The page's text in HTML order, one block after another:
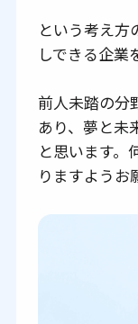
という考え方
しできる企業
前人未踏の分
あり、夢と未
と思います。
りますようお